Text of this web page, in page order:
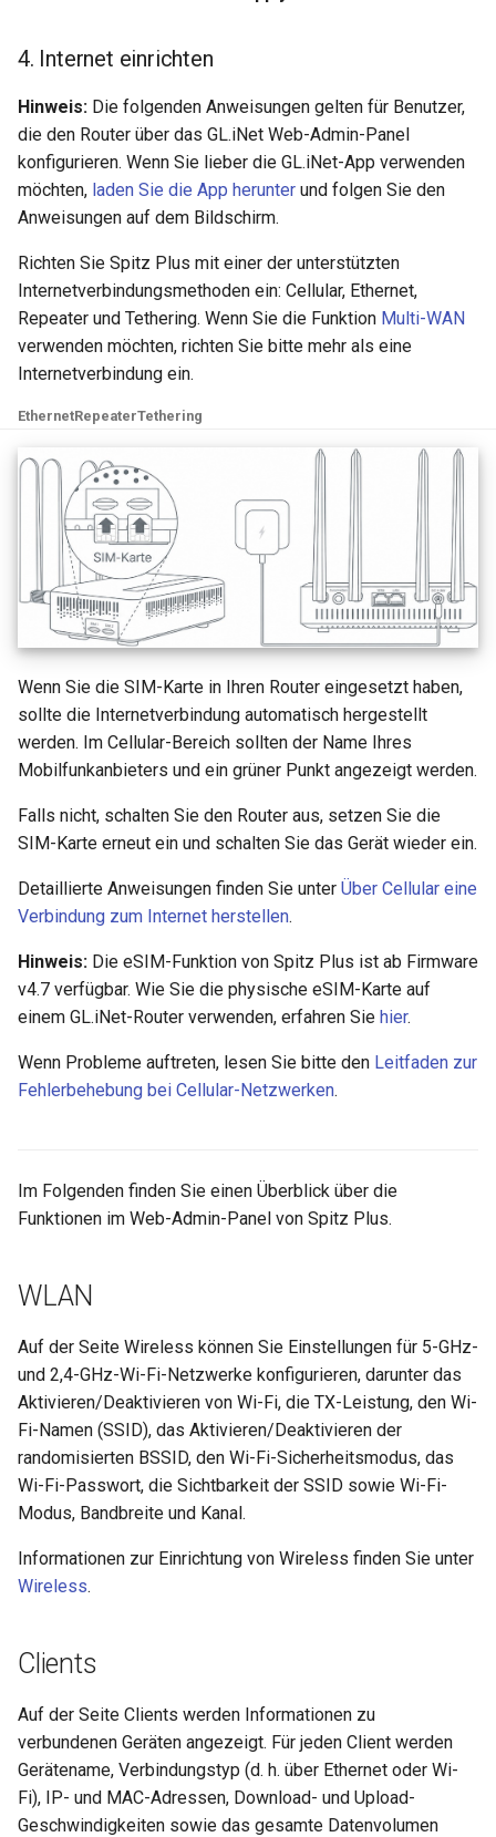
4. Internet einrichten
Hinweis: Die folgenden Anweisungen gelten für Benutzer,
die den Router über das GL.iNet Web-Admin-Panel
konfigurieren. Wenn Sie lieber die GL.iNet-App verwenden
möchten, laden Sie die App herunter und folgen Sie den
Anweisungen auf dem Bildschirm.
Richten Sie Spitz Plus mit einer der unterstützten
Internetverbindungsmethoden ein: Cellular, Ethernet,
Repeater und Tethering. Wenn Sie die Funktion Multi-WAN
verwenden möchten, richten Sie bitte mehr als eine
Internetverbindung ein.
EthernetRepeaterTethering
Wenn Sie die SIM-Karte in Ihren Router eingesetzt haben,
sollte die Internetverbindung automatisch hergestellt
werden. Im Cellular-Bereich sollten der Name Ihres
Mobilfunkanbieters und ein grüner Punkt angezeigt werden.
Falls nicht, schalten Sie den Router aus, setzen Sie die
SIM-Karte erneut ein und schalten Sie das Gerät wieder ein.
Detaillierte Anweisungen finden Sie unter Über Cellular eine
Verbindung zum Internet herstellen.
Hinweis: Die eSIM-Funktion von Spitz Plus ist ab Firmware
v4.7 verfügbar. Wie Sie die physische eSIM-Karte auf
einem GL.iNet-Router verwenden, erfahren Sie hier.
Wenn Probleme auftreten, lesen Sie bitte den Leitfaden zur
Fehlerbehebung bei Cellular-Netzwerken.
Im Folgenden finden Sie einen Überblick über die
Funktionen im Web-Admin-Panel von Spitz Plus.
WLAN
Auf der Seite Wireless können Sie Einstellungen für 5-GHz-
und 2,4-GHz-Wi-Fi-Netzwerke konfigurieren, darunter das
Aktivieren/Deaktivieren von Wi-Fi, die TX-Leistung, den Wi-
Fi-Namen (SSID), das Aktivieren/Deaktivieren der
randomisierten BSSID, den Wi-Fi-Sicherheitsmodus, das
Wi-Fi-Passwort, die Sichtbarkeit der SSID sowie Wi-Fi-
Modus, Bandbreite und Kanal.
Informationen zur Einrichtung von Wireless finden Sie unter
Wireless.
Clients
Auf der Seite Clients werden Informationen zu
verbundenen Geräten angezeigt. Für jeden Client werden
Gerätename, Verbindungstyp (d. h. über Ethernet oder Wi-
Fi), IP- und MAC-Adressen, Download- und Upload-
Geschwindigkeiten sowie das gesamte Datenvolumen